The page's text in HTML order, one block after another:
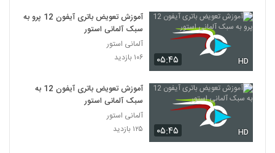
۰۵:۴۵ HD
آموزش تعویض باتری آیفون 12 پرو به
سبک آلمانی استور
آلمانی استور
۱۰۶ بازدید
۰۵:۴۵ HD
آموزش تعویض باتری آیفون 12 به
سبک آلمانی استور
آلمانی استور
۱۲۵ بازدید